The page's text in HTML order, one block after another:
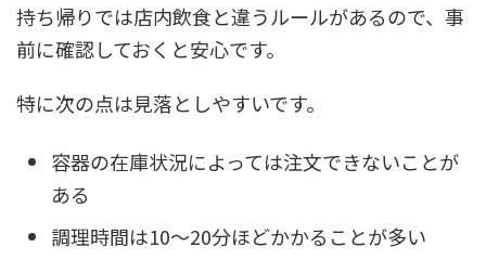
持ち帰りでは店内飲食と違うルールがあるので、事
前に確認しておくと安心です。
特に次の点は見落としやすいです。
容器の在庫状況によっては注文できないことが
ある
調理時間は10〜20分ほどかかることが多い